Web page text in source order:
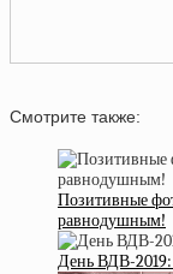
Смотрите также:
Позитивные
равнодушным!
День ВДВ-2019: